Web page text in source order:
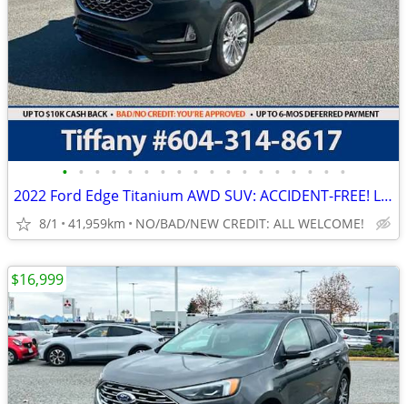
• • • • • • • • • • • • • • • • • •
2022 Ford Edge Titanium AWD SUV: ACCIDENT-FREE! LOW KMS!
8/1 41,959km NO/BAD/NEW CREDIT: ALL WELCOME!
$16,999